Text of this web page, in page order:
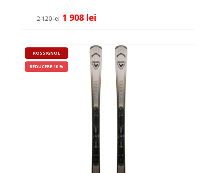
2 120 lei 1 908 lei
ROSSIGNOL
REDUCERE 10 %